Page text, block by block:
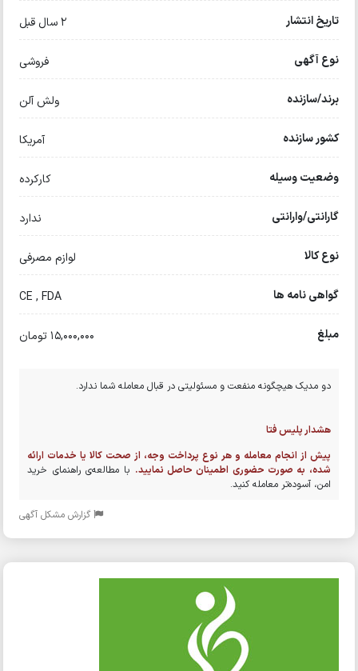
تاریخ انتشار 2 سال قبل
نوع آگهی فروشی
برند/سازنده ولش آلن
کشور سازنده آمریکا
وضعیت وسیله کارکرده
گارانتی/وارانتی ندارد
نوع کالا لوازم مصرفی
گواهی نامه ها CE , FDA
مبلغ 15,000,000 تومان
دو مدیک هیچگونه منفعت و مسئولیتی در قبال معامله شما ندارد.
هشدار پلیس فتا
پیش از انجام معامله و هر نوع پرداخت وجه، از صحت کالا یا خدمات ارائه
شده، به صورت حضوری اطمینان حاصل نمایید. با مطالعه‌ی راهنمای خرید
امن، آسوده‌تر معامله کنید.
گزارش مشکل آگهی